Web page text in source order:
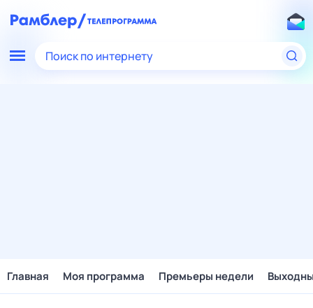
Поиск по интернету
Главная Моя программа Премьеры недели